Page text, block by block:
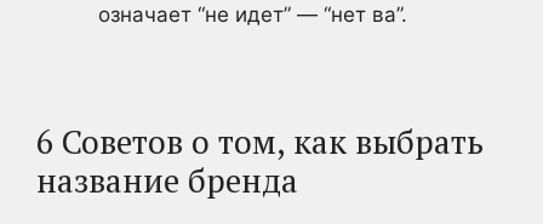
означает “не идет” — “нет ва”.
6 Советов о том, как выбрать
название бренда